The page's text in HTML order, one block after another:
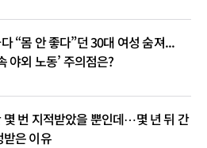
“몸 안 좋다”던 30대 여성 숨져...
야외 노동’ 주의점은?
몇 번 지적받았을 뿐인데⋯몇 년 뒤 간
받은 이유